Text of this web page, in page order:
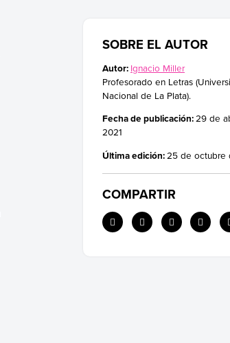
SOBRE EL AUTOR
Autor: Ignacio Miller
Profesorado en Letras
Nacional de La Plata).
Fecha de publicación:29 de
2021
Última edición:25 de octubre
COMPARTIR